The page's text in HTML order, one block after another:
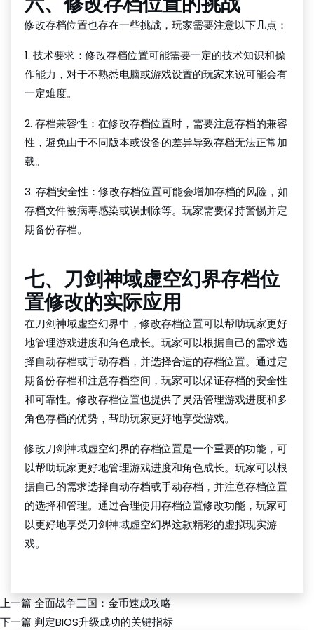
修改存档位置也存在一些挑战，玩家需要注意以下几点：
1. 技术要求：修改存档位置可能需要一定的技术知识和操
作能力，对于不熟悉电脑或游戏设置的玩家来说可能会有
一定难度。
2. 存档兼容性：在修改存档位置时，需要注意存档的兼容
性，避免由于不同版本或设备的差异导致存档无法正常加
载。
3. 存档安全性：修改存档位置可能会增加存档的风险，如
存档文件被病毒感染或误删除等。玩家需要保持警惕并定
期备份存档。
七、刀剑神域虚空幻界存档位
置修改的实际应用
在刀剑神域虚空幻界中，修改存档位置可以帮助玩家更好
地管理游戏进度和角色成长。玩家可以根据自己的需求选
择自动存档或手动存档，并选择合适的存档位置。通过定
期备份存档和注意存档空间，玩家可以保证存档的安全性
和可靠性。修改存档位置也提供了灵活管理游戏进度和多
角色存档的优势，帮助玩家更好地享受游戏。
修改刀剑神域虚空幻界的存档位置是一个重要的功能，可
以帮助玩家更好地管理游戏进度和角色成长。玩家可以根
据自己的需求选择自动存档或手动存档，并注意存档位置
的选择和管理。通过合理使用存档位置修改功能，玩家可
以更好地享受刀剑神域虚空幻界这款精彩的虚拟现实游
戏。
上一篇全面战争三国：金币速成攻略
下一篇 判定BIOS升级成功的关键指标